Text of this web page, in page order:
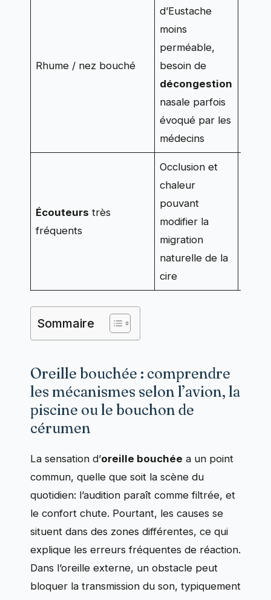
Rhume / nez bouché
d’Eustache
moins
perméable,
besoin de
décongestion
nasale parfois
évoqué par les
médecins
Écouteurs très
fréquents
Occlusion et
chaleur
pouvant
modifier la
migration
naturelle de la
cire
Sommaire
Oreille bouchée : comprendre
les mécanismes selon l’avion, la
piscine ou le bouchon de
cérumen
La sensation d’oreille bouchée a un point
commun, quelle que soit la scène du
quotidien: l’audition paraît comme filtrée, et
le confort chute. Pourtant, les causes se
situent dans des zones différentes, ce qui
explique les erreurs fréquentes de réaction.
Dans l’oreille externe, un obstacle peut
bloquer la transmission du son, typiquement